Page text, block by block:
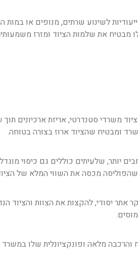
לשינוע שרתים, מנופים או במות
מבטיח את שלמות הציוד ומזרז
משרדי סטנדרטי, אריזת ארכיונים
ומבטיח שהציוד ארוז בצורה בטוחה.
יותר, שלעיתים כוללים גם כיסוי
מכסה את השווי המלא של
יסודי, להקצות את הצוות והציוד
והרכבה מלאה ופונקציונלית שלו